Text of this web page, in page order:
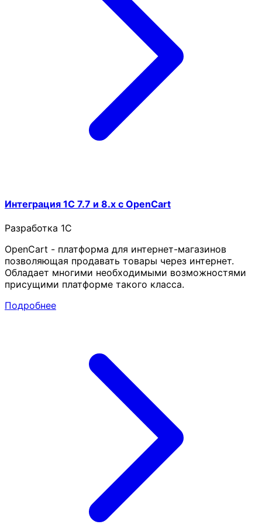
Интеграция 1С 7.7 и 8.x с OpenCart
Разработка 1C
OpenCart - платформа для интернет-магазинов
позволяющая продавать товары через интернет.
Обладает многими необходимыми возможностями
присущими платформе такого класса.
Подробнее